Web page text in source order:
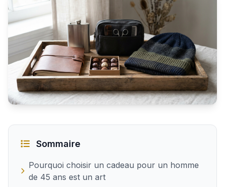
Sommaire
Pourquoi choisir un cadeau pour un homme
de 45 ans est un art